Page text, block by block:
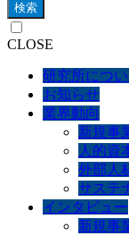
検索
CLOSE
研究所につ
お知らせ
業界動向
新規事
人的資
外部人
サステ
インタビュー
新規事